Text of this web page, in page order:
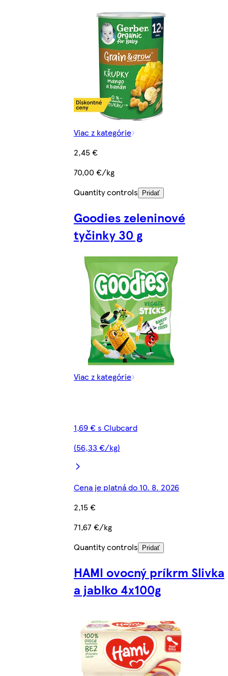
Viac z kategórie
2,45 €
70,00 €/kg
Quantity controls
Pridať
Goodies zeleninové
tyčinky 30 g
Viac z kategórie
1,69 € s Clubcard
(56,33 €/kg)
Cena je platná do 10. 8. 2026
2,15 €
71,67 €/kg
Quantity controls
Pridať
HAMI ovocný príkrm Slivka
a jablko 4x100g